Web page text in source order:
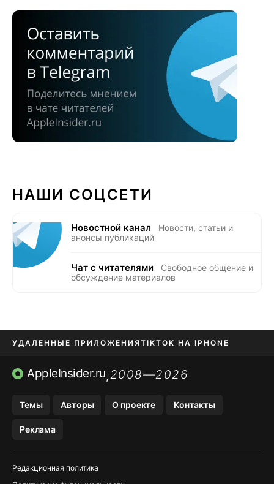
НАШИ СОЦСЕТИ
Новостной канал
Новости, статьи и
анонсы публикаций
Чат с читателями
Свободное общение и
обсуждение материалов
УДАЛЕННЫЕ ПРИЛОЖЕНИЯTIKTOK НА IPHONE
ПРИЛОЖЕНИЯ БЕЗ APP STORE
AppleInsider.ru,2008—2026
Темы Авторы О проекте Контакты
Реклама
Редакционная политика